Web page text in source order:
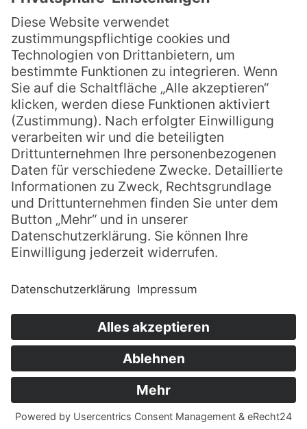
Arenberger Dominikanerinnen
op-schreibt
Vincenzhaus Oberhausen
Spenden
Datenschutz